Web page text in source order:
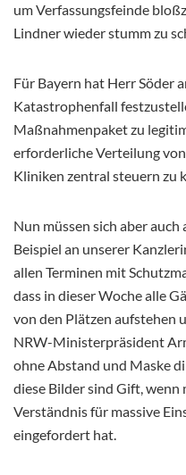
um Verfassungsfeinde
Lindner wieder stumm zu
Für Bayern hat Herr Söder
Katastrophenfall
Maßnahmenpaket zu
erforderliche Verteilung
Kliniken zentral steuern zu
Nun müssen sich aber
Beispiel an unserer
allen Terminen mit
dass in dieser Woche alle
von den Plätzen aufstehen
NRW-Ministerpräsident
ohne Abstand und Maske
diese Bilder sind Gift,
Verständnis für massive
eingefordert hat.